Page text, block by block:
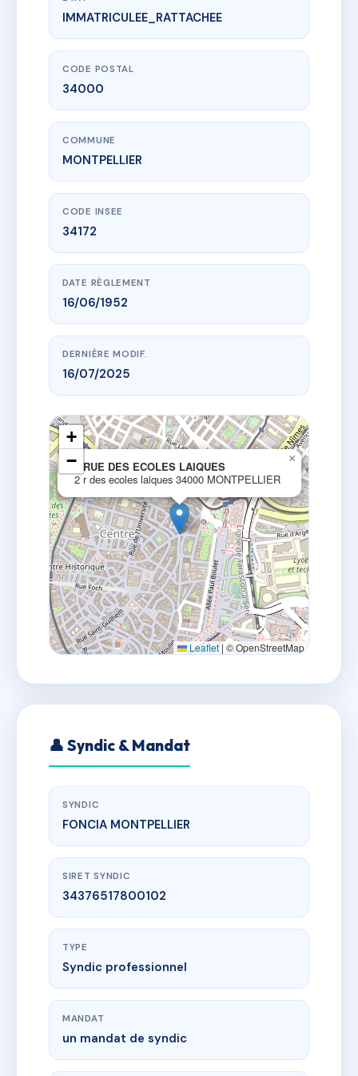
www.vme.plus/AC6616528
2 RUE DES ECOLES LAIQUES
2 r des ecoles laiques
IMMATRICULEE_RATTACHEE
CODE POSTAL
34000
COMMUNE
MONTPELLIER
CODE INSEE
34172
DATE RÈGLEMENT
16/06/1952
DERNIÈRE MODIF.
16/07/2025
2 RUE DES ECOLES LAIQUES
2 r des ecoles laiques 34000 MONTPELLIER
×
+
−
Leaflet | © OpenStreetMap
👤 Syndic & Mandat
SYNDIC
FONCIA MONTPELLIER
SIRET SYNDIC
34376517800102
TYPE
Syndic professionnel
MANDAT
un mandat de syndic